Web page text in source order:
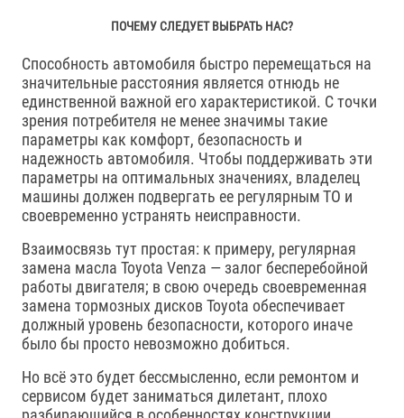
ПОЧЕМУ СЛЕДУЕТ ВЫБРАТЬ НАС?
Способность автомобиля быстро перемещаться на
значительные расстояния является отнюдь не
единственной важной его характеристикой. С точки
зрения потребителя не менее значимы такие
параметры как комфорт, безопасность и
надежность автомобиля. Чтобы поддерживать эти
параметры на оптимальных значениях, владелец
машины должен подвергать ее регулярным ТО и
своевременно устранять неисправности.
Взаимосвязь тут простая: к примеру, регулярная
замена масла Toyota Venza — залог бесперебойной
работы двигателя; в свою очередь своевременная
замена тормозных дисков Toyota обеспечивает
должный уровень безопасности, которого иначе
было бы просто невозможно добиться.
Но всё это будет бессмысленно, если ремонтом и
сервисом будет заниматься дилетант, плохо